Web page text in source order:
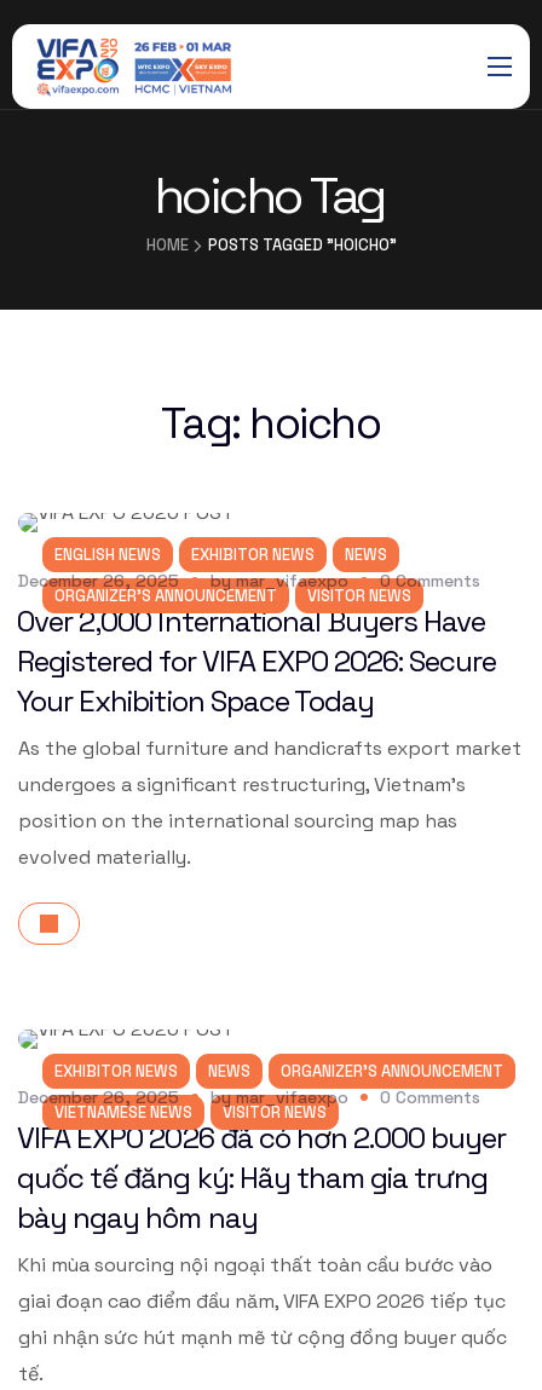
hoicho Tag
HOME POSTS TAGGED "HOICHO"
Tag: hoicho
ENGLISH NEWS EXHIBITOR NEWS
NEWS
ORGANIZER'S ANNOUNCEMENT
VISITOR NEWS
December 26, 2025 bymar_vifaexpo 0Comments
Over 2,000 International Buyers Have
Registered for VIFA EXPO 2026: Secure
Your Exhibition Space Today
As the global furniture and handicrafts export market
undergoes a significant restructuring, Vietnam’s
position on the international sourcing map has
evolved materially.
EXHIBITOR NEWS NEWS
ORGANIZER'S ANNOUNCEMENT
VIETNAMESE NEWS
VISITOR NEWS
December 26, 2025 bymar_vifaexpo 0 Comments
VIFA EXPO 2026 đã có hơn 2.000 buyer
quốc tế đăng ký: Hãy tham gia trưng
bày ngay hôm nay
Khi mùa sourcing nội ngoại thất toàn cầu bước vào
giai đoạn cao điểm đầu năm, VIFA EXPO 2026 tiếp tục
ghi nhận sức hút mạnh mẽ từ cộng đồng buyer quốc
tế.